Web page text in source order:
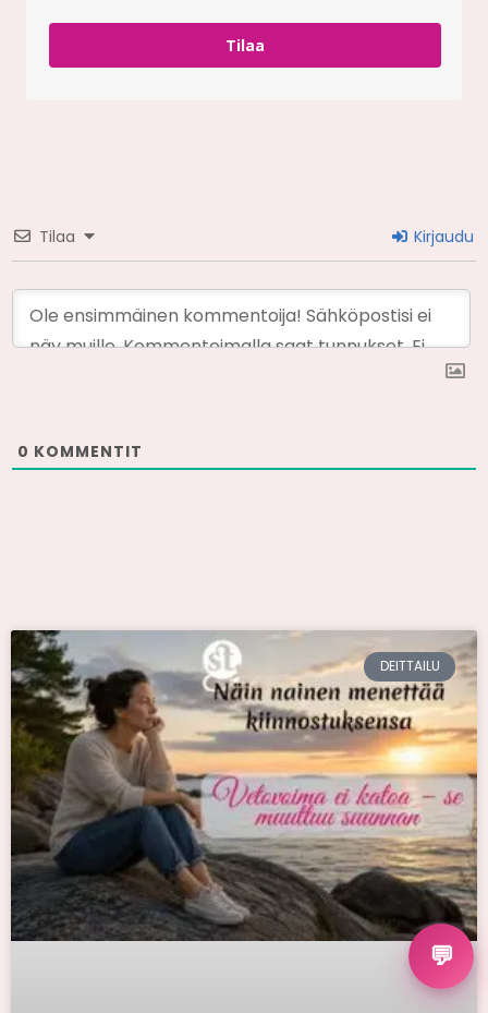
Tilaa
Tilaa Kirjaudu
0 KOMMENTIT
DEITTAILU
💬